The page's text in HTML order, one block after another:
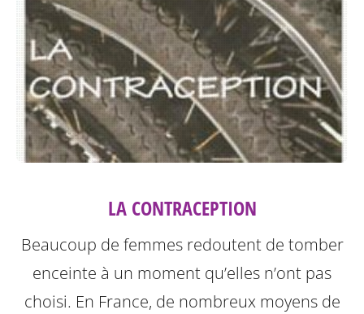
LA CONTRACEPTION
Beaucoup de femmes redoutent de tomber
enceinte à un moment qu’elles n’ont pas
choisi. En France, de nombreux moyens de